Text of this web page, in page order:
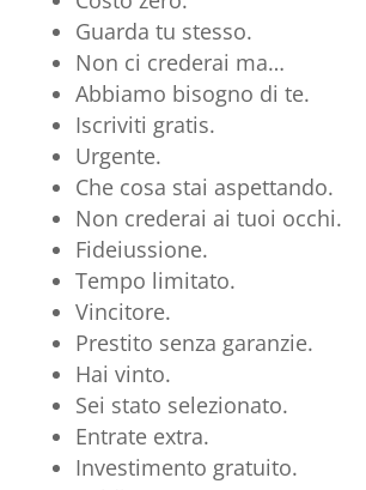
Guarda tu stesso.
Non ci crederai ma…
Abbiamo bisogno di te.
Iscriviti gratis.
Urgente.
Che cosa stai aspettando.
Non crederai ai tuoi occhi.
Fideiussione.
Tempo limitato.
Vincitore.
Prestito senza garanzie.
Hai vinto.
Sei stato selezionato.
Entrate extra.
Investimento gratuito.